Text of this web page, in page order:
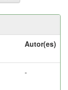
Autor(es)
-